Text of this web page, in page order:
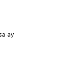
ay